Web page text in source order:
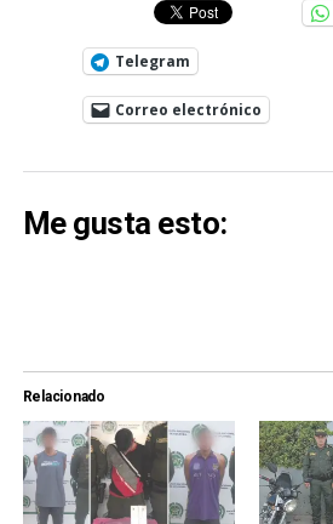
Telegram
Correo electrónico
Me gusta esto:
Relacionado